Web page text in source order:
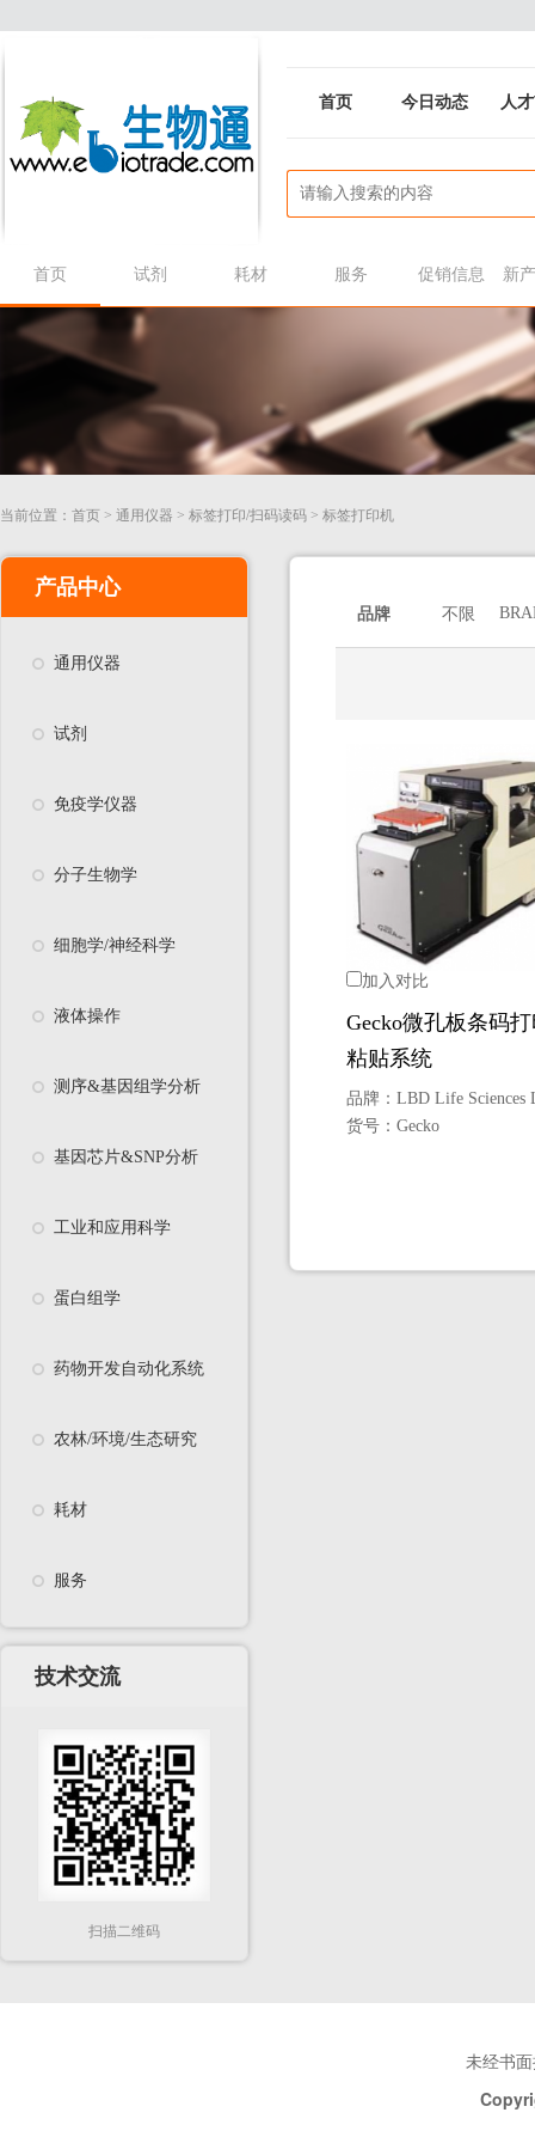
首页 今日动态 人
首页 试剂 耗材 服务 促销信息 新
当前位置： 首页 > 通用仪器 > 标签打印/扫码读码 > 标签打印机
产品中心
通用仪器
试剂
免疫学仪器
分子生物学
细胞学/神经科学
液体操作
测序&基因组学分析
基因芯片&SNP分析
工业和应用科学
蛋白组学
药物开发自动化系统
农林/环境/生态研究
耗材
服务
技术交流
扫描二维码
品牌 不限
加入对比
Gecko微孔板条码
粘贴系统
品牌： LBD Life Sciences
货号： Gecko
未经书